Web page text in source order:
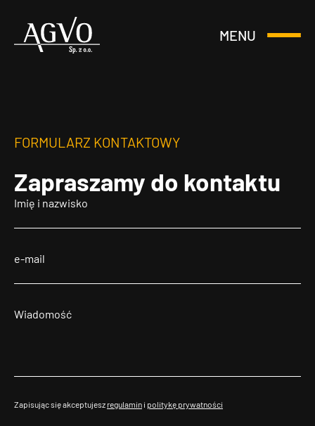
Header
MENU
Otwórz
FORMULARZ KONTAKTOWY
Zapraszamy do kontaktu
Zapisując się akceptujesz regulamin i politykę prywatności